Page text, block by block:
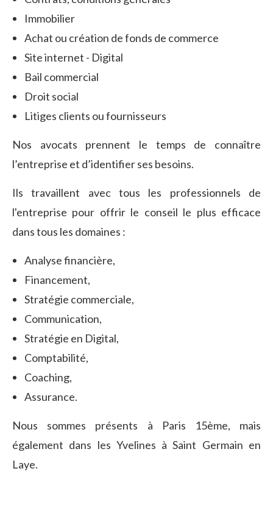
Immobilier
Achat ou création de fonds de commerce
Site internet - Digital
Bail commercial
Droit social
Litiges clients ou fournisseurs
Nos avocats prennent le temps de connaître
l’entreprise et d’identifier ses besoins.
Ils travaillent avec tous les professionnels de
l'entreprise pour offrir le conseil le plus efficace
dans tous les domaines :
Analyse financière,
Financement,
Stratégie commerciale,
Communication,
Stratégie en Digital,
Comptabilité,
Coaching,
Assurance.
Nous sommes présents à Paris 15ème, mais
également dans les Yvelines à Saint Germain en
Laye.